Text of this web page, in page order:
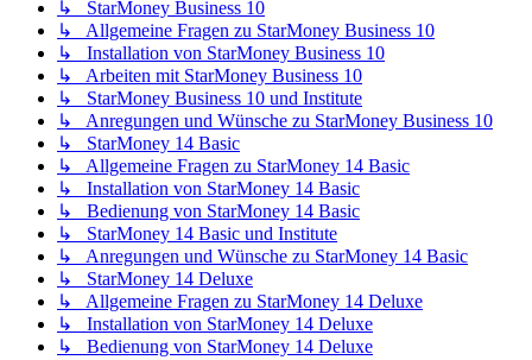
↳ StarMoney Business 10
↳ Allgemeine Fragen zu StarMoney Business 10
↳ Installation von StarMoney Business 10
↳ Arbeiten mit StarMoney Business 10
↳ StarMoney Business 10 und Institute
↳ Anregungen und Wünsche zu StarMoney Business 10
↳ StarMoney 14 Basic
↳ Allgemeine Fragen zu StarMoney 14 Basic
↳ Installation von StarMoney 14 Basic
↳ Bedienung von StarMoney 14 Basic
↳ StarMoney 14 Basic und Institute
↳ Anregungen und Wünsche zu StarMoney 14 Basic
↳ StarMoney 14 Deluxe
↳ Allgemeine Fragen zu StarMoney 14 Deluxe
↳ Installation von StarMoney 14 Deluxe
↳ Bedienung von StarMoney 14 Deluxe